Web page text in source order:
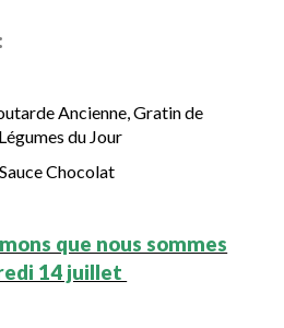
:
Ancienne, Gratin de
du Jour
Chocolat
que nous sommes
14 juillet